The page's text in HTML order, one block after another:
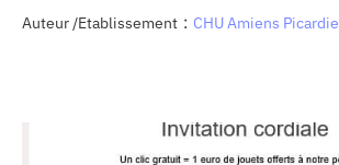
Auteur /Etablissement : CHU Amiens Picardie